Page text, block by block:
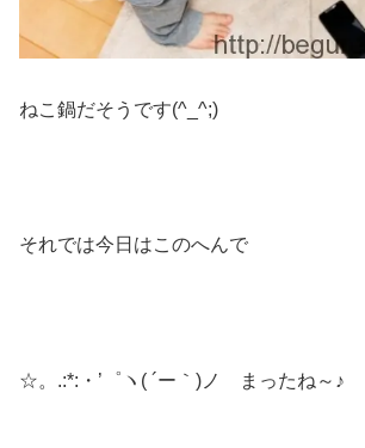
ねこ鍋だそうです(^_^;)
それでは今日はこのへんで
☆。.:*:・’゜ヽ( ´ー｀)ノ まったね～♪